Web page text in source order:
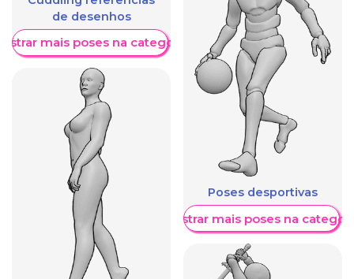
de desenhos
mais poses na categoria
Poses desportivas
Mostrar mais poses na